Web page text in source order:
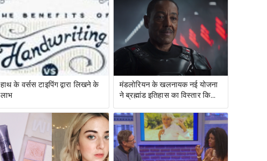
हाथ के वर्सस टाइपिंग द्वारा लिखने के
लाभ
मंडलोरियन के खलनायक नई योजना
ने ब्रह्मांड इतिहास का विस्तार किया
है